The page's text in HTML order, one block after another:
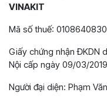
VINAKIT
Mã số thuế: 0108640830
Giấy chứng nhận ĐKDN
Nội cấp ngày 09/03/2019
Người đại diện: Phạm